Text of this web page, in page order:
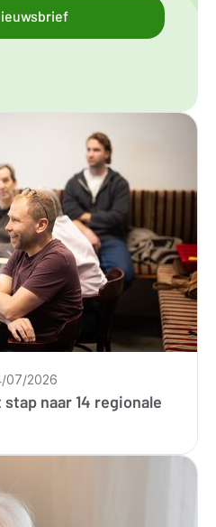
naar 14 regionale
07/2026